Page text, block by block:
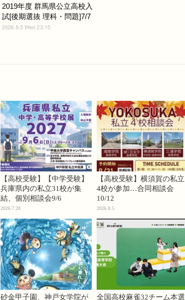
2019年度 群馬県公立高校入
試[後期選抜 理科・問題]7/7
2026.8.5 Wed 23:15
【高校受験】【中学受験】
兵庫県内の私立31校が集
結、個別相談会9/6
2026.7.28
【高校受験】横須賀の私立
4校が参加…合同相談会
10/12
2026.8.5
砂金甲子園、神戸女学院が
全国高校麻雀32チーム本選